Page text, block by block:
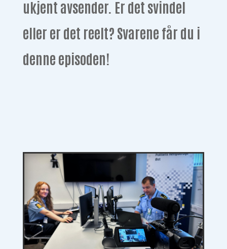
ukjent avsender. Er det svindel
eller er det reelt? Svarene får du i
denne episoden!